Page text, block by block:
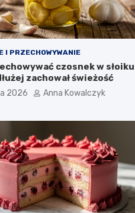
I PRZECHOWYWANIE
czosnek w słoiku
zachował świeżość
2026 Anna Kowalczyk